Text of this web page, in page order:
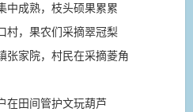
中成熟，枝头硕果累累
村，果农们采摘翠冠梨
张家院，村民在采摘菱角
在田间管护文玩葫芦